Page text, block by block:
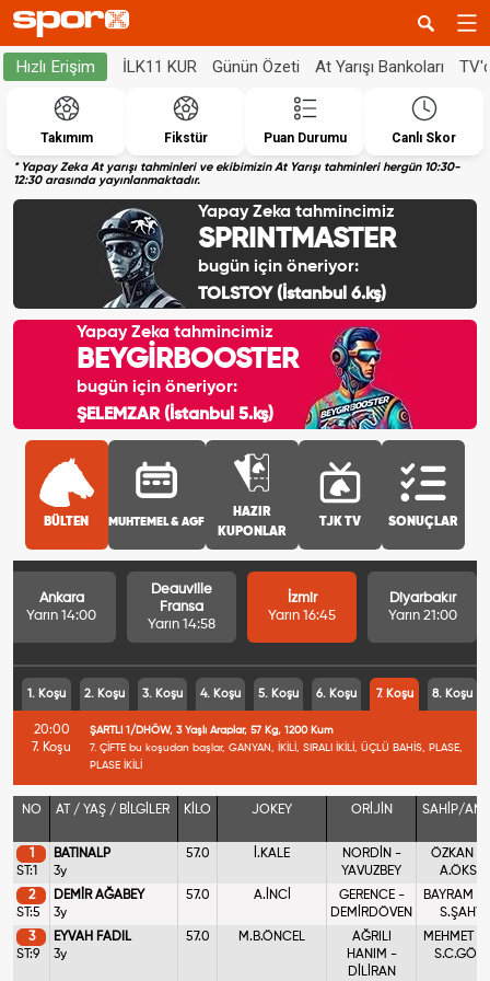
Hızlı Erişim İLK11 KUR Günün Özeti At Yarışı Bankoları
Takımım Fikstür Puan Durumu Canlı Skor
* Yapay Zeka At yarışı tahminleri ve ekibimizin At Yarışı tahminleri hergün 10:30-
12:30 arasında yayınlanmaktadır.
Yapay Zeka tahmincimiz
SPRINTMASTER
bugün için öneriyor:
TOLSTOY (İstanbul 6.kş)
Yapay Zeka tahmincimiz
BEYGİRBOOSTER
bugün için öneriyor:
ŞELEMZAR (İstanbul 5.kş)
BÜLTEN MUHTEMEL & AGF
HAZIR
KUPONLAR
TJK TV SONUÇLAR
Ankara
Yarın 14:00
Deauville
Fransa
Yarın 14:58
İzmir
Yarın 16:45
Diyarbakır
Yarın 21:00
1. Koşu 2. Koşu 3. Koşu 4. Koşu 5. Koşu 6. Koşu 7. Koşu 8. Koşu
20:00
7. Koşu
ŞARTLI 1/DHÖW, 3 Yaşlı Araplar, 57 Kg, 1200 Kum
7. ÇİFTE bu koşudan başlar, GANYAN, İKİLİ, SIRALI İKİLİ, ÜÇLÜ BAHİS, PLASE,
PLASE İKİLİ
NO AT / YAŞ / BİLGİLER KİLO JOKEY ORİJİN SAHİP/
1
ST:1
BATINALP
3y
57.0 İ.KALE
NORDİN -
YAVUZBEY
ÖZKAN
2
ST:5
DEMİR AĞABEY
3y
57.0 A.İNCİ
GERENCE -
DEMİRDÖVEN
BAYRAM
3
ST:9
EYVAH FADIL
3y
57.0 M.B.ÖNCEL
AĞRILI
HANIM -
DİLİRAN
MEHMET